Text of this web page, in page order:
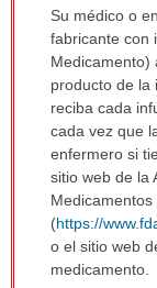
Su médico o
fabricante con
Medicamento)
producto de la
reciba cada
cada vez que
enfermero si
sitio web de la
(https://
o el sitio web
medicamento.